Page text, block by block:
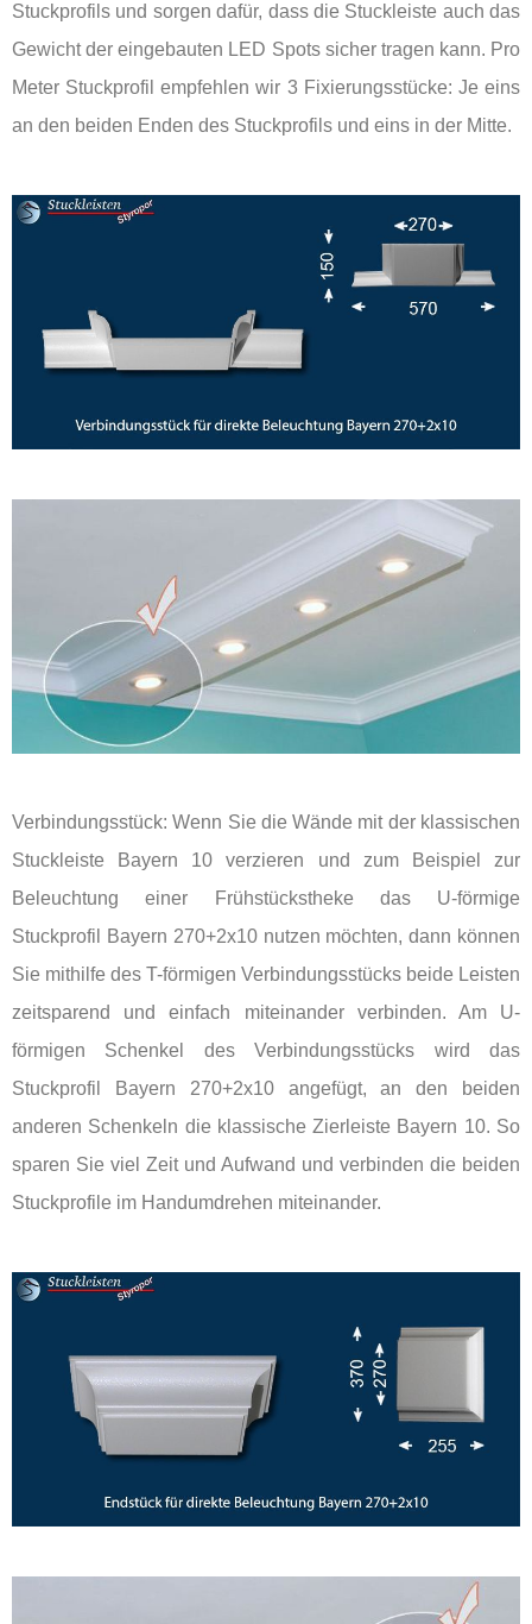
Stuckprofils und sorgen dafür, dass die Stuckleiste auch das
Gewicht der eingebauten LED Spots sicher tragen kann. Pro
Meter Stuckprofil empfehlen wir 3 Fixierungsstücke: Je eins
an den beiden Enden des Stuckprofils und eins in der Mitte.
Verbindungsstück: Wenn Sie die Wände mit der klassischen
Stuckleiste Bayern 10 verzieren und zum Beispiel zur
Beleuchtung einer Frühstückstheke das U-förmige
Stuckprofil Bayern 270+2x10 nutzen möchten, dann können
Sie mithilfe des T-förmigen Verbindungsstücks beide Leisten
zeitsparend und einfach miteinander verbinden. Am U-
förmigen Schenkel des Verbindungsstücks wird das
Stuckprofil Bayern 270+2x10 angefügt, an den beiden
anderen Schenkeln die klassische Zierleiste Bayern 10. So
sparen Sie viel Zeit und Aufwand und verbinden die beiden
Stuckprofile im Handumdrehen miteinander.